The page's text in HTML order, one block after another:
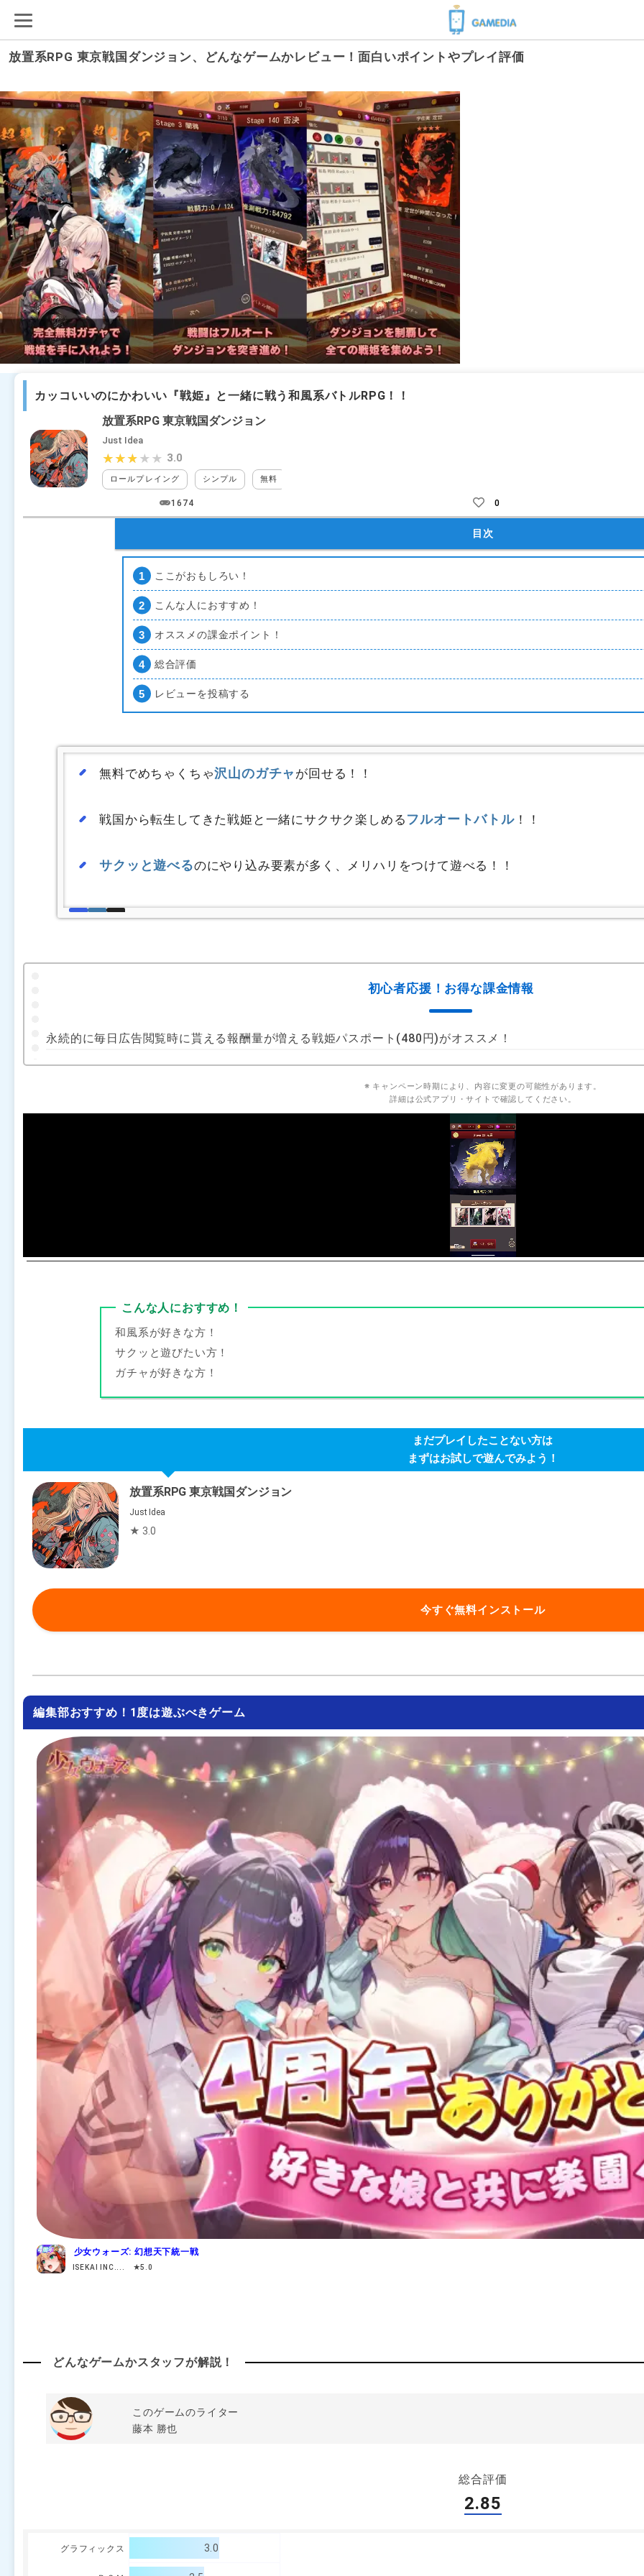
放置系RPG 東京戦国ダンジョン、どんなゲームかレビュー！面白いポイントやプレイ評価
カッコいいのにかわいい『戦姫』と一緒に戦う和風系バトルRPG！！
放置系RPG 東京戦国ダンジョン
Just Idea
ロールプレイング シンプル 無料
★★★★★
★★★★★ 3.0
1674 0
目次
ここがおもしろい！
こんな人におすすめ！
オススメの課金ポイント！
総合評価
レビューを投稿する
無料でめちゃくちゃ沢山のガチャ が回せる！！
戦国から転生してきた戦姫と一緒にサクサク楽しめる フルオートバトル！！
サクッと遊べるのにやり込み要素が多く、メリハリをつけて遊べる！！
初心者応援！お得な課金情報
永続的に毎日広告閲覧時に貰える報酬量が増える戦姫パスポート(480円)がオススメ！
※ キャンペーン時期により、内容に変更の可能性があります。
詳細は公式アプリ・サイトで確認してください。
こんな人におすすめ！
和風系が好きな方！
サクッと遊びたい方！
ガチャが好きな方！
まだプレイしたことない方は
まずはお試しで遊んでみよう！
放置系RPG 東京戦国ダンジョン
Just Idea
★ 3.0
今すぐ無料インストール
編集部おすすめ！1度は遊ぶべきゲーム
少女ウォーズ: 幻想天下統一戦
ISEKAI INC.... ★5.0
どんなゲームかスタッフが解説！
このゲームのライター
藤本 勝也
総合評価
2.85
グラフィックス 3.0